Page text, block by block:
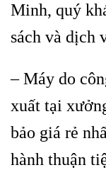
Minh, quý
sách và dịch
– Máy do
xuất tại
bảo giá rẻ
hành thuận